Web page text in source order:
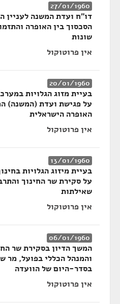
27/01/1960
דו"ח ועדת המשנה לעניין
הסכסוך בין האופרה
שונות
אין פרוטוקול
20/01/1960
בעיית מזוג הגלויות
על פגישת ועדת (המשנה)
האופרה הישראלית
אין פרוטוקול
13/01/1960
בעיית מיזוג הגלויות
על סקירת שר החינוך
שאילתות
אין פרוטוקול
06/01/1960
המשך הדיון בסקירת שר
והמנהל הכללי בפועל, מר
בסדר-היום של הוועדה
אין פרוטוקול